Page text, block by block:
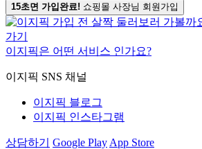
15초면 가입완료! 쇼핑몰 사장님 회원가입
이지픽은 어떤 서비스 인가요?
이지픽 SNS 채널
이지픽 블로그
이지픽 인스타그램
상담하기 Google Play App Store